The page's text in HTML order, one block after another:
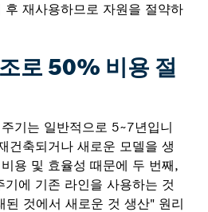
재사용하므로 자원을 절약하
로 50% 비용 절
기는 일반적으로 5~7년입니
건축되거나 새로운 모델을 생
용 및 효율성 때문에 두 번째,
에 기존 라인을 사용하는 것
된 것에서 새로운 것 생산" 원리